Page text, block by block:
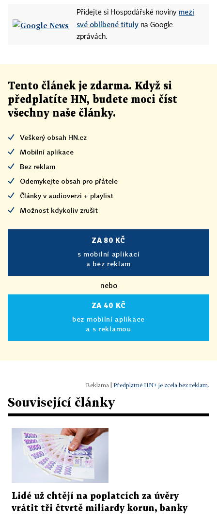
Přidejte si Hospodářské noviny mezi
své oblíbené tituly na Google
zprávách.
Tento článek je zdarma. Když si
předplatíte HN, budete moci číst
všechny naše články.
Veškerý obsah HN.cz
Mobilní aplikace
Bez reklam
Odemykejte obsah pro přátele
Články v audioverzi + playlist
Možnost kdykoliv zrušit
ZA 80 KČ
s mobilní aplikací
a bez reklam
nebo
ZA 40 KČ
bez mobilní aplikace
a s reklamou
Předplatné HN+ je zcela bez reklam.
Související články
Lidé už chtějí na poplatcích za úvěry
vrátit tři čtvrtě miliardy korun, banky